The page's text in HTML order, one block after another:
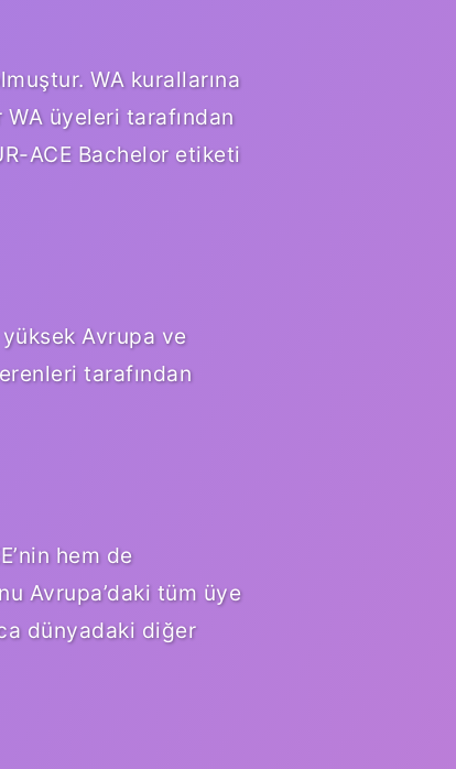
WA kurallarına
üyeleri tarafından
ACE Bachelor etiketi
Avrupa ve
tarafından
hem de
Avrupa’daki tüm üye
dünyadaki diğer